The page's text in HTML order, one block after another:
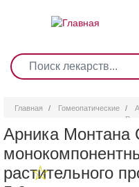
Главная Гомеопатические
Арника Монтана
растительного